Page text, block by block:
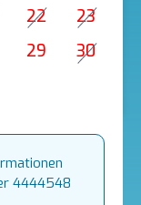
22
23
29
30
4444548